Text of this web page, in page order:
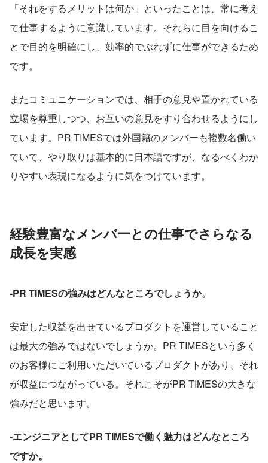
「それをするメリットは何か」といったことは、常に考え
て仕事するように意識しています。それらに目を向けるこ
とで目的を明確にし、効率的でぶれずに仕事ができるため
です。
またコミュニケーションでは、相手の意見や置かれている
立場を尊重しつつ、お互いの意見をすり合わせるようにし
ています。PR TIMESでは外国籍のメンバーも複数名働い
ていて、やり取りは基本的に日本語ですが、なるべくわか
りやすい表現になるように気をつけています。
経験豊富なメンバーとの仕事でさらなる
成長を実感
-PR TIMESの強みはどんなところでしょうか。
安定した収益を出せているプロダクトを運営していること
は最大の強みではないでしょうか。PR TIMESという多く
のお客様にご利用いただいているプロダクトがあり、それ
が収益につながっている。それこそがPR TIMESの大きな
強みだと思います。
-エンジニアとしてPR TIMESで働く魅力はどんなところ
ですか。